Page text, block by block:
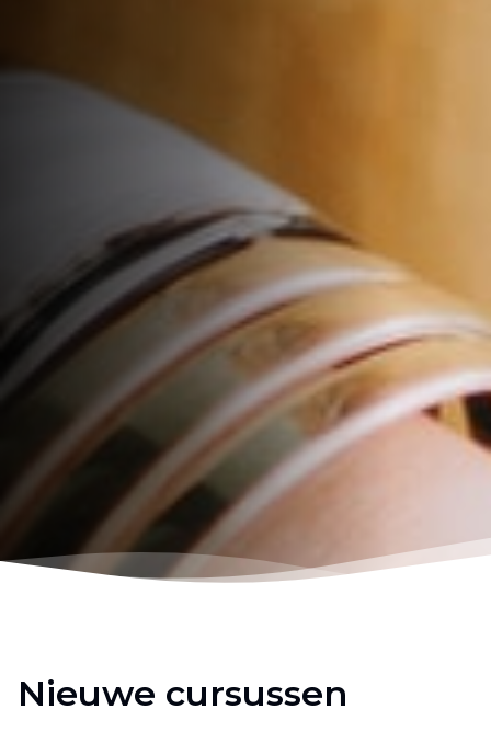
Nieuwe cursussen